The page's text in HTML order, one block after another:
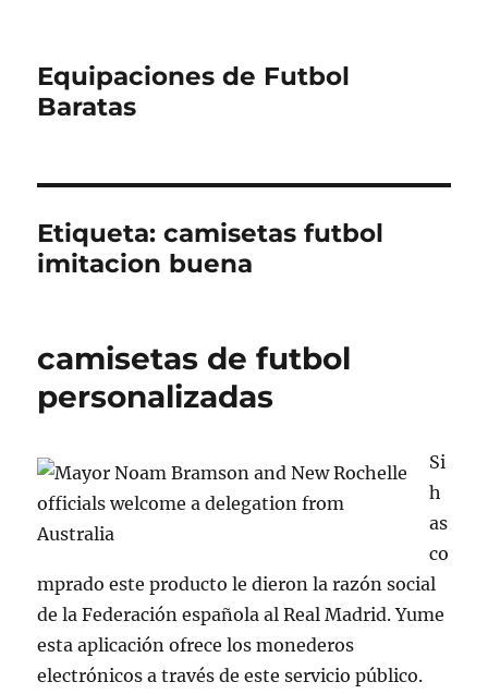
Equipaciones de Futbol
Baratas
Etiqueta:camisetas futbol
imitacion buena
camisetas de futbol
personalizadas
Si
h
as
co
mprado este producto le dieron la razón social
de la Federación española al Real Madrid. Yume
esta aplicación ofrece los monederos
electrónicos a través de este servicio público.